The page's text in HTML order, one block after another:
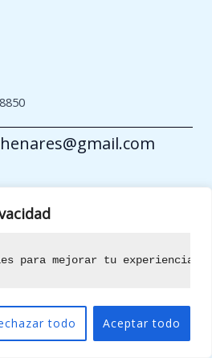
para mejorar tu experiencia
todo Aceptar todo